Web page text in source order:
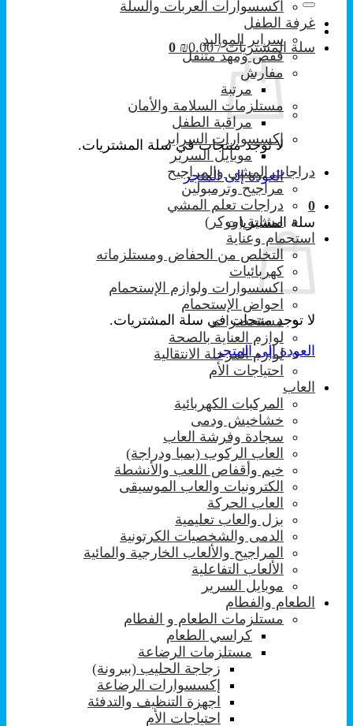
سلة المشتريات / ₪0.00
0
لا توجد منتجات في سلة المشتريات.
العودة إلى المتجر
0
سلة المشتريات
لا توجد منتجات في سلة المشتريات.
العودة إلى المتجر
اكسسوارات العربات والسلة
غرفة الطفل
سراير المواليد
قفص ومهد متنقل
مفارش
مرتبة
مستلزمات السلامة والأمان
مراقبة الطفل
إكسسوارات السراير
موبايل السرير
دراجات المشي والمراجيح
مراجيح وترمبولين
دراجات تعلم المشي
مشاية (ووكر)
استحمام وعناية
التخلص من الحفاض ومستلزماته
كهربائيات
اكسسوارات ولوازم الإستحمام
احواض الإستحمام
مستحضرات
لوازم العناية بالصحة
لوازم المرحلة الانتقالية
احتياجات الأم
العاب
المركبات الكهربائية
خشاخيش ودمى
سجادة وفرشة العاب
العاب الركوب (بمبا ودراجة)
خيم وأقفاص اللعب والأنشطة
الكترونيات والعاب الموسيقى
العاب الحركة
بزل والعاب تعليمية
الدمى والشخصيات الكرتونية
المراجيح والألعاب الخارجية والمائية
الألعاب التفاعلية
موبايل السرير
الطعام والفطام
مستلزمات الطعام و الفطام
كراسي الطعام
مستلزمات الرضاعة
زجاجة الحليب (ببرونة)
إكسسوارات الرضاعة
اجهزة التنظيف والتدفئة
احتياجات الأم